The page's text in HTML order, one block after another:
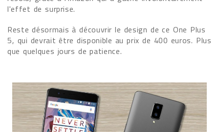
l'effet de surprise.
Reste désormais à découvrir le design de ce One Plus
5, qui devrait être disponible au prix de 400 euros. Plus
que quelques jours de patience.